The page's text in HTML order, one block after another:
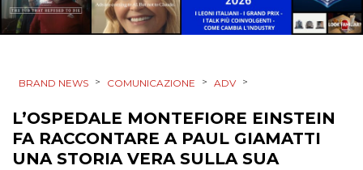
DIGITALE
ESTERNA
RADIO / AUDIO
TV
BRAND NEWS > COMUNICAZIONE > ADV >
L’OSPEDALE MONTEFIORE EINSTEIN
FA RACCONTARE A PAUL GIAMATTI
UNA STORIA VERA SULLA SUA